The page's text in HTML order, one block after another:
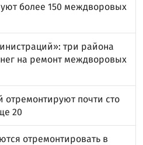
более 150 междворовых
три района
на ремонт междворовых
почти сто
20
отремонтировать в